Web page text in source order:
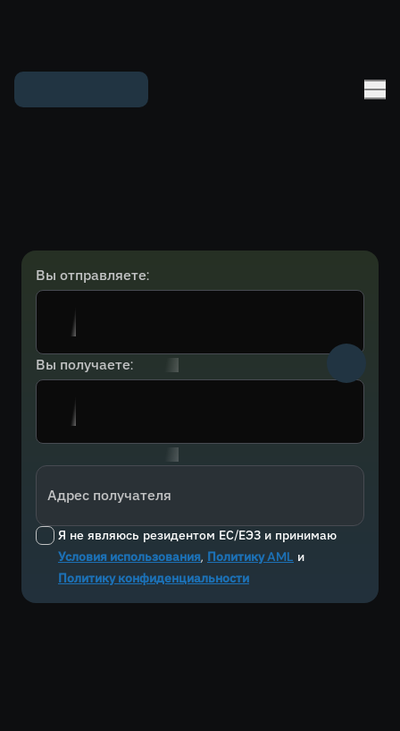
Вы отправляете:
Вы получаете:
Адрес получателя
Я не являюсь резидентом ЕС/ЕЭЗ и принимаю
Условия использования, Политику AML и
Политику конфиденциальности